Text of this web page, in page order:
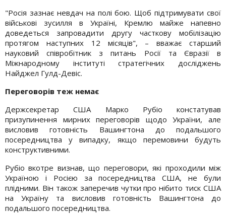
"Росія зазнає невдач на полі бою. Щоб підтримувати свої
військові зусилля в Україні, Кремлю майже напевно
доведеться запровадити другу часткову мобілізацію
протягом наступних 12 місяців", – вважає старший
науковий співробітник з питань Росії та Євразії в
Міжнародному інституті стратегічних досліджень
Найджел Гулд-Девіс.
Переговорів теж немає
Держсекретар США Марко Рубіо констатував
призупинення мирних переговорів щодо України, але
висловив готовність Вашингтона до подальшого
посередництва у випадку, якщо перемовини будуть
конструктивними.
Рубіо вкотре визнав, що переговори, які проходили між
Україною і Росією за посередництва США, не були
плідними. Він також заперечив чутки про нібито тиск США
на Україну та висловив готовність Вашингтона до
подальшого посередництва.